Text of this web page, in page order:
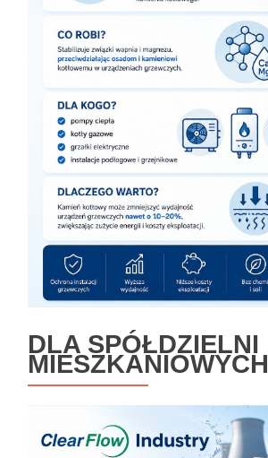
DLA SPÓŁDZIELNI
MIESZKANIOWYCH